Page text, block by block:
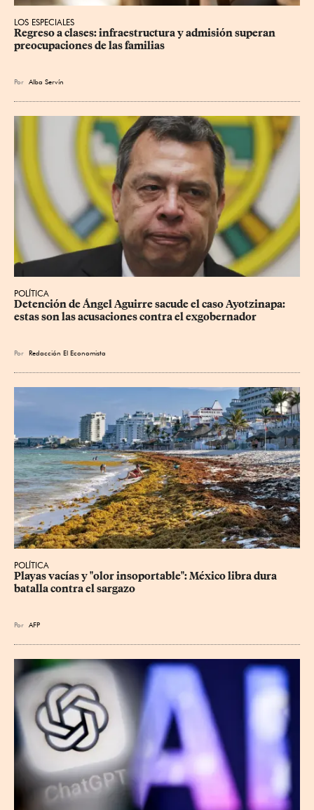
LOS ESPECIALES
Regreso a clases: infraestructura y admisión superan
preocupaciones de las familias
Por Alba Servín
POLÍTICA
Detención de Ángel Aguirre sacude el caso Ayotzinapa:
estas son las acusaciones contra el exgobernador
Por Redacción El Economista
POLÍTICA
Playas vacías y "olor insoportable": México libra dura
batalla contra el sargazo
Por AFP